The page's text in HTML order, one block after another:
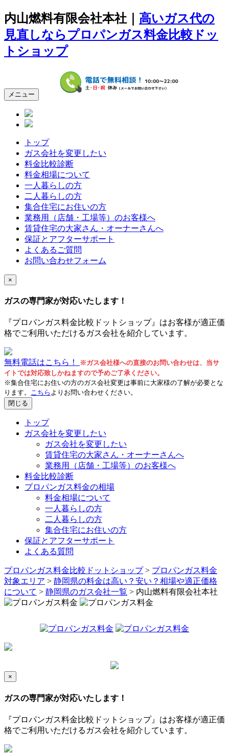
内山燃料有限会社本社｜ 高いガス代の
見直しならプロパンガス料金比較ドッ
トショップ
メニュー
トップ
ガス会社を変更したい
料金比較診断
料金相場について
一人暮らしの方
二人暮らしの方
集合住宅にお住いの方
業務用（店舗・工場等）のお客様へ
賃貸住宅の大家さん・オーナーさんへ
保証とアフターサポート
よくあるご質問
お問い合わせフォーム
×
ガスの専門家が対応いたします！
『プロパンガス料金比較ドットショップ』はお客様が適正価
格でご利用いただけるガス会社を紹介しています。
無料電話はこちら！
※ガス会社様への直接のお問い合わせは、当サ
イトでは対応致しかねますので予めご了承ください。
※集合住宅にお住いの方のガス会社変更は事前に大家様の了解が必要とな
ります。 こちら よりお問い合わせください。
閉じる
トップ
ガス会社を変更したい
ガス会社を変更したい
賃貸住宅の大家さん・オーナーさんへ
業務用（店舗・工場等）のお客様へ
料金比較診断
プロパンガス料金の相場
料金相場について
一人暮らしの方
二人暮らしの方
集合住宅にお住いの方
保証とアフターサポート
よくある質問
プロパンガス料金比較ドットショップ> プロパンガス料金
対象エリア > 静岡県の料金は高い？安い？相場や適正価格
について > 静岡県のガス会社一覧 > 内山燃料有限会社本社
×
ガスの専門家が対応いたします！
『プロパンガス料金比較ドットショップ』はお客様が適正価
格でご利用いただけるガス会社を紹介しています。